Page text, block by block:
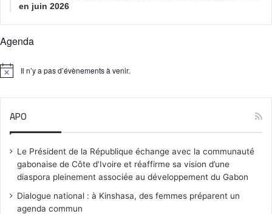
en juin 2026
Agenda
N
Il n’y a pas d’évènements à venir.
APO
Le Président de la République échange avec la communauté
gabonaise de Côte d’Ivoire et réaffirme sa vision d’une
diaspora pleinement associée au développement du Gabon
Dialogue national : à Kinshasa, des femmes préparent un
agenda commun